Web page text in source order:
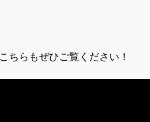
ちらもぜひご覧ください！